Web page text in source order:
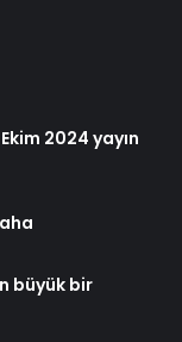
2024 yayın
büyük bir